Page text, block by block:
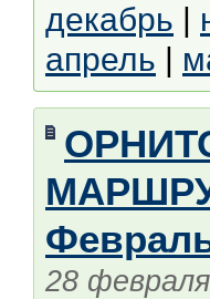
декабрь |
апрель |
28